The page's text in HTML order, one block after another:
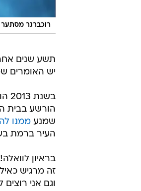
רוכברגר
תשע שנים
יש האומרים
הורשע בבית
שמנע ממנו
העיר ברמת
בראיון
זה מרגיש
וגם אני